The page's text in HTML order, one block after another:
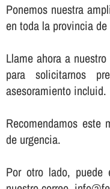
Ponemos nuestra
en toda la provincia
Llame ahora a
para solicitarnos
asesoramiento incluid.
Recomendamos este
de urgencia.
Por otro lado, puede